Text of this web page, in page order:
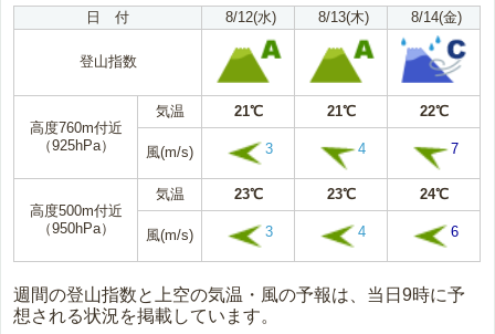
日 付 8/12(水) 8/13(木) 8/14(金)
登山指数
高度760m付近
（925hPa）
気温 21℃ 21℃ 22℃
風(m/s) 3 4 7
高度500m付近
（950hPa）
気温 23℃ 23℃ 24℃
風(m/s) 3 4 6
週間の登山指数と上空の気温・風の予報は、当日9時に予
想される状況を掲載しています。